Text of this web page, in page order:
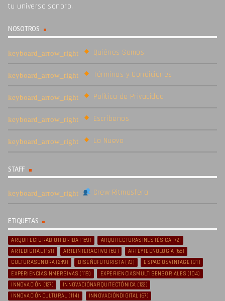
tu universo sonoro.
NOSOTROS
Quiénes Somos
Términos y Condiciones
Política de Privacidad
Escríbenos
Lo Nuevo
STAFF
Crew Ritmosfera
ETIQUETAS
ARQUITECTURABIOHÍBRIDA (169) ARQUITECTURASINESTÉSICA(72)
ARTEDIGITAL(151) ARTEINTERACTIVO (69) ARTEYTECNOLOGÍA (66)
CULTURASONORA (249) DISEÑOFUTURISTA (70) ESPACIOSVINTAGE (91)
EXPERIENCIASINMERSIVAS (119) EXPERIENCIASMULTISENSORIALES (104)
INNOVACIÓN (127) INNOVACIÓNARQUITECTÓNICA (122)
INNOVACIÓNCULTURAL (114) INNOVACIÓNDIGITAL (67)